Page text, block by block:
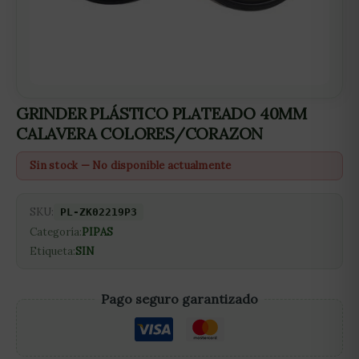
GRINDER PLÁSTICO PLATEADO 40MM
CALAVERA COLORES/CORAZON
Sin stock — No disponible actualmente
SKU: PL-ZK02219P3
Categoría:PIPAS
Etiqueta:SIN
Pago seguro garantizado